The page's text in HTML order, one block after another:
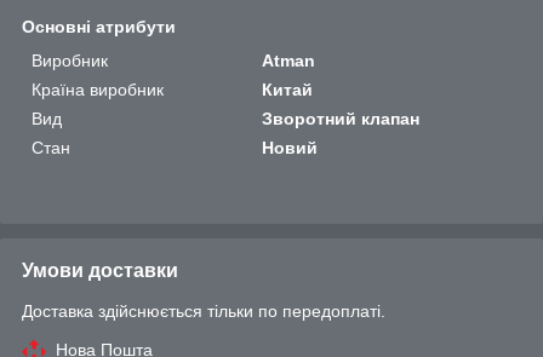
Основні атрибути
Виробник
Atman
Країна виробник
Китай
Вид
Зворотний клапан
Стан
Новий
Умови доставки
Доставка здійснюється тільки по передоплаті.
Нова Пошта